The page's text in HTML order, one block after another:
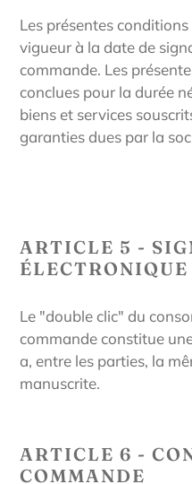
Les présentes
vigueur à la date de
commande. Les
conclues pour la durée
biens et services
garanties dues par la
ARTICLE 5 -
ÉLECTRONIQUE
Le "double clic" du
commande constitue
a, entre les parties, la
manuscrite.
ARTICLE 6 -
COMMANDE